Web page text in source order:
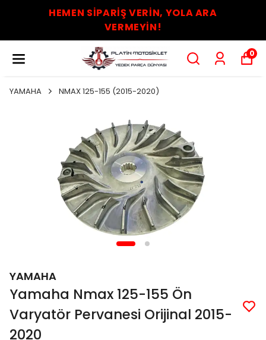
HEMEN SİPARİŞ VERİN, YOLA ARA
VERMEYİN!
0
YAMAHA NMAX 125-155 (2015-2020)
YAMAHA
Yamaha Nmax 125-155 Ön
Varyatör Pervanesi Orijinal 2015-
2020